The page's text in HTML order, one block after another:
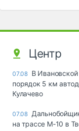
Центр
07.08 В
порядок 5 км
Кулачево
07.08
на трассе М-10 в